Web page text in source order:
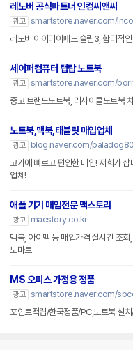
레노버 공식파트너 인컴씨앤씨
광고 smartstore.naver.com/
레노버 아이디어패드 슬림3, 합리적
세이퍼컴퓨터 랩탑 노트북
광고 smartstore.naver.com/
중고 브랜드노트북, 리사이클노트북
노트북,맥북,태블릿 매입업체
광고
blog.naver.com/
고가에 빠르고 편안한 매입! 저희가
업체!
애플 기기 매입전문 맥스토리
광고
macstory.co.kr
맥북, 아이맥 등 매입가격 실시간 조
노마트
MS 오피스 가정용 정품
광고 smartstore.naver.com/
포인트적립/한국정품/PC,노트북 설